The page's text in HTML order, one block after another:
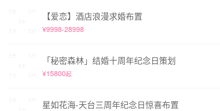
【爱恋】酒店浪漫求婚布置
¥9998-28998
「秘密森林」结婚十周年纪念日策划
¥15800起
星如花海-天台三周年纪念日惊喜布置